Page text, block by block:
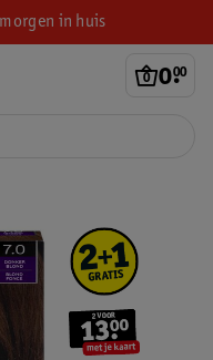
in huis
0.
00